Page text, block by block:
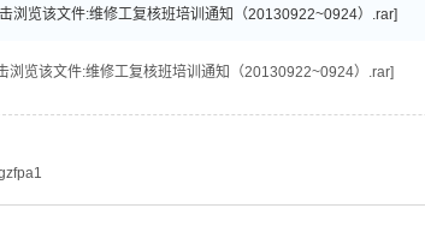
浏览该文件:维修工复核班培训通知（20130922~0924）.rar]
浏览该文件:维修工复核班培训通知（20130922~0924）.rar]